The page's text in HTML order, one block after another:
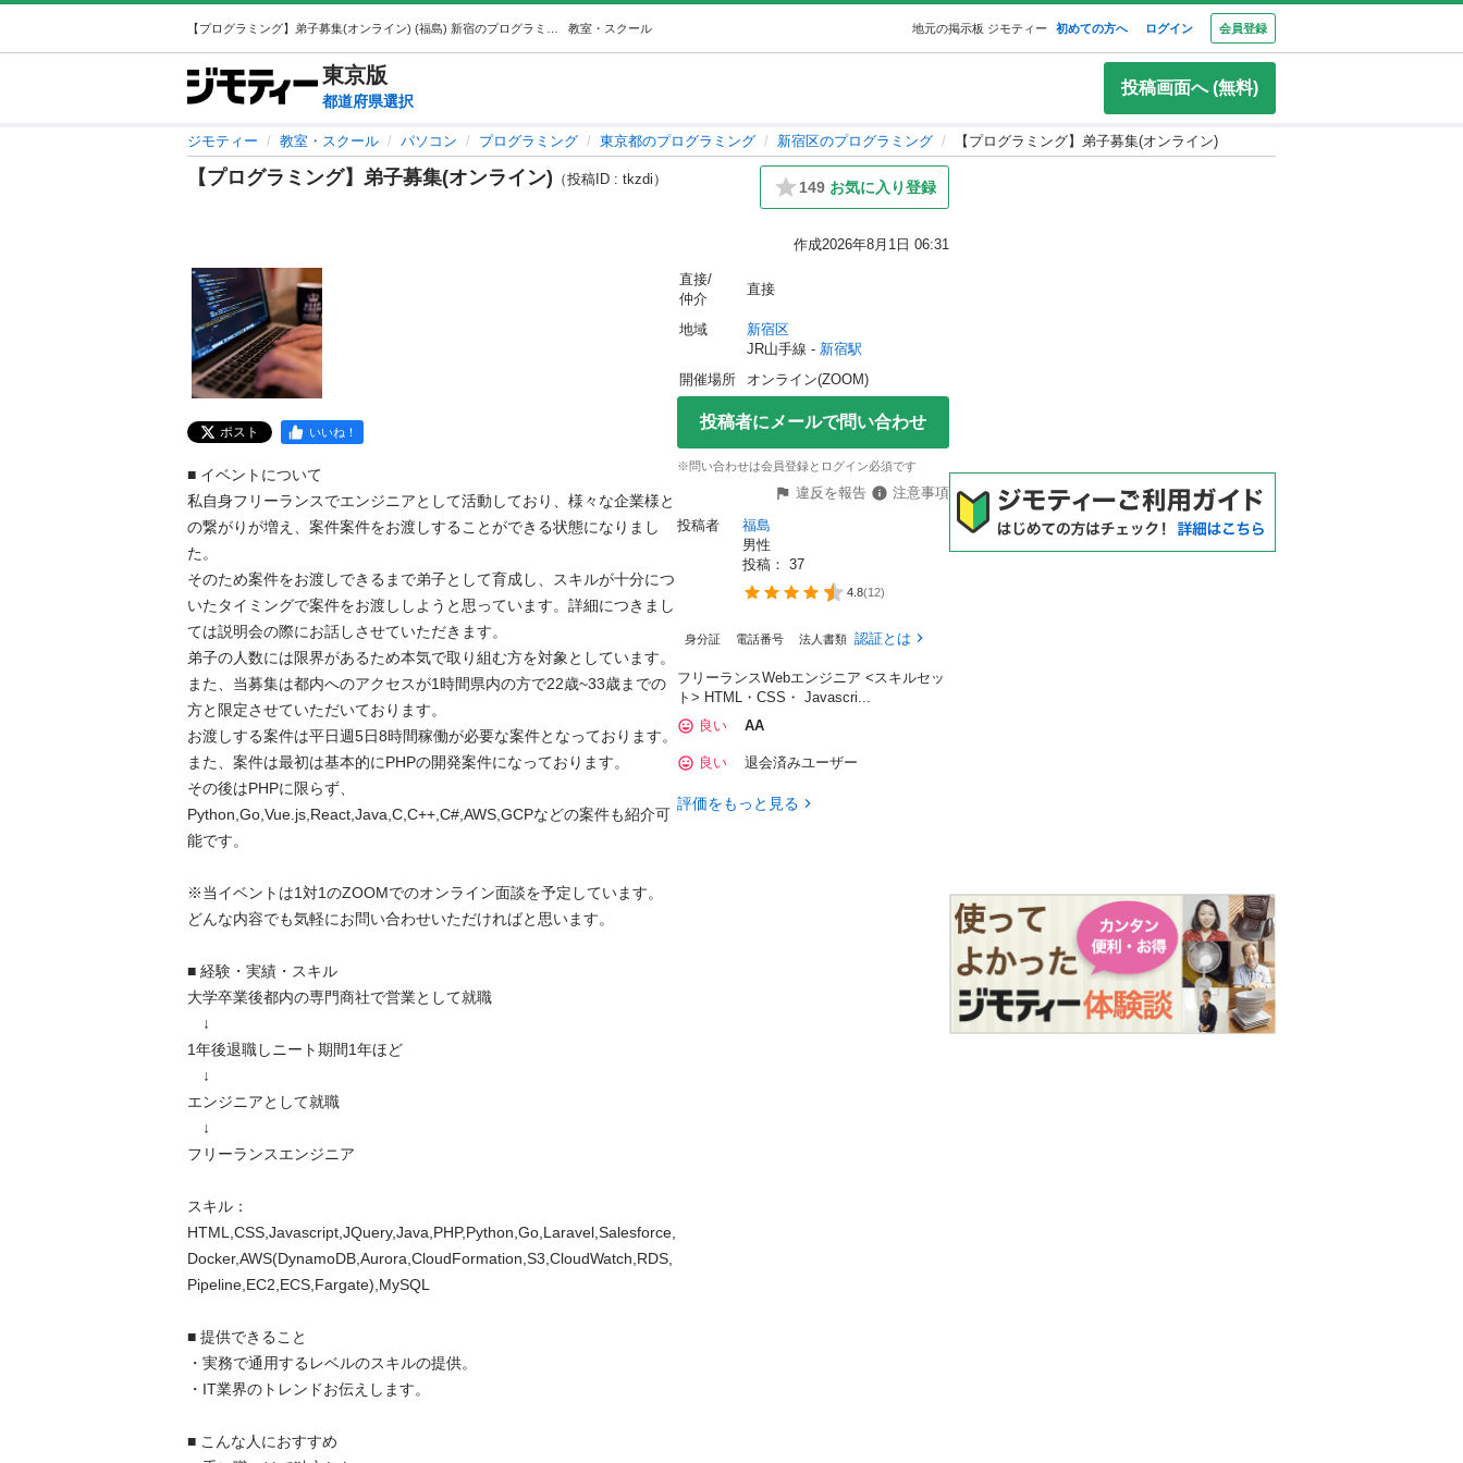
教室・スクール 地元の掲示板 ジモティー 初めての方へ ログイン 会員登録
東京版
都道府県選択
投稿画面へ (無料)
ジモティー 教室・スクール パソコン プログラミング 東京都のプログラミング 新宿区のプログラミング 【プログラミング】弟子募集(オンライン)
【プログラミング】弟子募集(オンライン) （投稿ID : tkzdi） 149 お気に入り登録
作成2026年8月1日 06:31
ポスト いいね！
■ イベントについて
私自身フリーランスでエンジニアとして活動しており、様々な企業様と
の繋がりが増え、案件案件をお渡しすることができる状態になりまし
た。
そのため案件をお渡しできるまで弟子として育成し、スキルが十分につ
いたタイミングで案件をお渡ししようと思っています。詳細につきまし
ては説明会の際にお話しさせていただきます。
弟子の人数には限界があるため本気で取り組む方を対象としています。
また、当募集は都内へのアクセスが1時間県内の方で22歳~33歳までの
方と限定させていただいております。
お渡しする案件は平日週5日8時間稼働が必要な案件となっております。
また、案件は最初は基本的にPHPの開発案件になっております。
その後はPHPに限らず、
Python,Go,Vue.js,React,Java,C,C++,C#,AWS,GCPなどの案件も紹介可
能です。
※当イベントは1対1のZOOMでのオンライン面談を予定しています。
どんな内容でも気軽にお問い合わせいただければと思います。
■ 経験・実績・スキル
大学卒業後都内の専門商社で営業として就職
↓
1年後退職しニート期間1年ほど
↓
エンジニアとして就職
↓
フリーランスエンジニア
スキル：
HTML,CSS,Javascript,JQuery,Java,PHP,Python,Go,Laravel,Salesforce,
Docker,AWS(DynamoDB,Aurora,CloudFormation,S3,CloudWatch,RDS,
Pipeline,EC2,ECS,Fargate),MySQL
■ 提供できること
・実務で通用するレベルのスキルの提供。
・IT業界のトレンドお伝えします。
■ こんな人におすすめ
直接/
仲介
直接
地域
新宿区
JR山手線 - 新宿駅
開催場所
オンライン(ZOOM)
投稿者にメールで問い合わせ
※問い合わせは会員登録とログイン必須です
違反を報告
注意事項
投稿者
福島
男性
投稿： 37
4.8(12)
身分証 電話番号 法人書類 認証とは
フリーランスWebエンジニア <スキルセッ
ト> HTML・CSS・ Javascri...
良い
AA
良い 退会済みユーザー
評価をもっと見る